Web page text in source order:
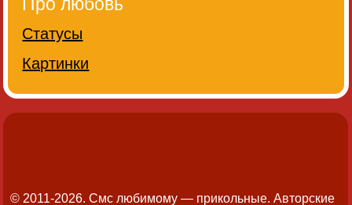
Статусы
Картинки
© 2011-2026. Смс любимому — прикольные.Авторские